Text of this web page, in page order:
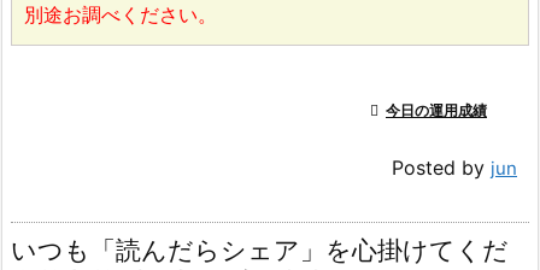
別途お調べください。
 今日の運用成績
Posted by jun
いつも「読んだらシェア」を心掛けてくだ